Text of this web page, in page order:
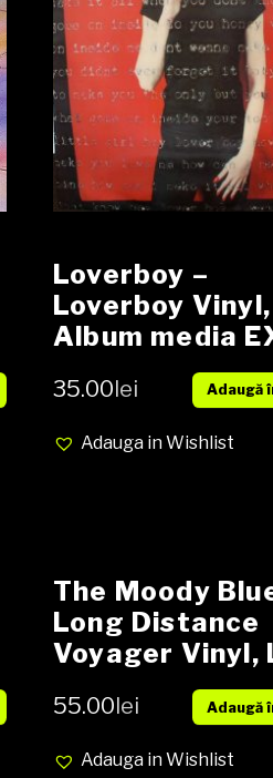
Loverboy –
Loverboy Vinyl,
Album media
consignatie
35.00lei Adaugă
Adauga in Wishlist
The Moody
Long Distance
Voyager Vinyl,
Album, Stereo,
Gatefold
hand
55.00lei Adaugă
Adauga in Wishlist